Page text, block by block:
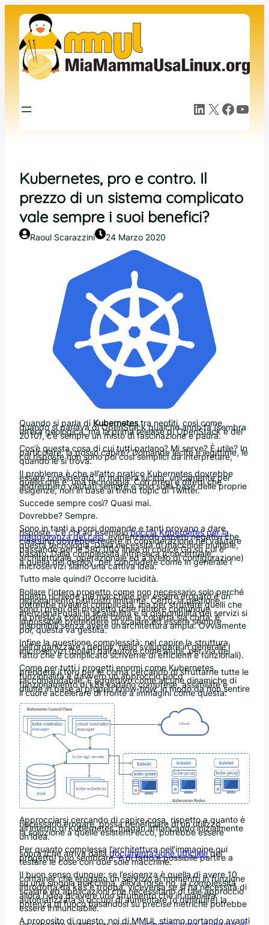
contenuto
LinkedIn X Facebook YouTube
Kubernetes, pro e contro. Il
prezzo di un sistema complicato
vale sempre i suoi benefici?
Raoul Scarazzini 24 Marzo 2020
Quando si parla di Kubernetestra neofiti, così come
quando si parlava di OpenStack qualche anno fa (sembra
un’era geologica, ma la prima release di OpenStack è del
2010), c’è sempre un misto di fascinazione e paura.
Cos’è questa cosa di cui tutti parlano? Mi serve? È utile? In
particolare: la posso capire? Domande lecite e legittime, le
cui risposte non sono poi così semplici da interpretare,
quando le si trova.
Il problema è che all’atto pratico Kubernetes dovrebbe
essere considerato, in maniera lucida, unicamente per
quello che è: una tecnologia. Con pregi e difetti che
andrebbero valutati sempre e solo sulla base delle proprie
esigenze, non in base ai trend topic di Twitter.
Succede sempre così? Quasi mai.
Dovrebbe? Sempre.
Sono in tanti a porsi domande e tanti provano a dare
risposte, c’è chi ad esempioboccia Kubernetes per la
maggioranza dei casi, evidenzando aspetti negativi che
ciascuno dovrebbe tenere in considerazione nel valutare
questa tecnologia. Dalla necessità di macchine multiple,
passando per le 580.000 linee di codice Go su cui è
basato. Dalla complessità intrinseca (concettuale,
architetturale, operazionale ed a livello di configurazione)
a quella dei deploy, per concludere come in generale i
microservizi siano una cattiva idea.
Tutto male quindi? Occorre lucidità.
Bollare l’intero progetto come non necessario solo perché
questo richiede più macchine per essere erogato è un
ragionamento piuttosto limitante. Certo, la gestione
potrebbe rivelarsi complicata, ma per sfruttare quelli che
sono i pregi del progetto (che l’autore comunque
menziona) quali la scalabilità e la disponibilità dei servizi si
fa presto a concludere come la coperta sia corta: è
impossibile pretendere di scalare ed essere sempre
disponibili senza avere un’architettura ampia. Ovviamente
poi, questa va gestita.
Infine la questione complessità: nel capire la struttura,
nell’organizzare i deploy, nello sviluppare in generale i
microservizi (bollati dall’autore come inutili, per via del
fatto che è complicato scriverne di efficienti e funzionali).
Come per tutti i progetti enormi come Kubernetes,
prendere il toro per le corna cercando di sfruttarne tutte le
funzionalità è davvero un approccio poco
raccomandabile. È oggettivo come alcune dinamiche di
funzionamento di k8s vadano comprese, assimilate e
diluite in base al proprio know-how, in modo da non sentire
il cuore accelerare di fronte a immagini come questa:
Approcciarsi cercando di capire cosa, rispetto a quanto è
necessario erogare, possa beneficiare di un utilizzo
all’interno di Kubernetes, magari affiancando inizialmente
la soluzione a quelle esistenti ecco, potrebbe essere
un’idea.
Per quanto complessa l’architettura nell’immagine qui
sopra (che arriva dalla documentazione ufficialedel
progetto) può sembrare, è di fatto è possibile partire a
testare le cose con due sole macchine.
Il buon senso dunque: se l’esigenza è quella di avere 10
container che erogano un servizio al momento in funzione
su una singola macchina, allora forse no, la complessità
introdotta da k8s è troppa, viceversa se si ha necessità di
scalare ed applicazioni che necessitano di tale approccio
allora l’idea di avere uno strumento che in maniera
automatizzata si occupi di aumentare (o diminuire) la
potenza di fuoco basandosi su precise metriche potrebbe
essere irrinunciabile.
A proposito di questo, noi di MMUL stiamo portando avanti